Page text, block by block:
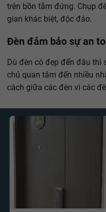
trên bồn tắm đứng. Chụp
gian khác biệt, độc đáo.
Đèn đảm bảo sự an
Dù đèn có đẹp đến đâu thì
chủ quan tâm đến nhiều
cách giữa các đèn vì các